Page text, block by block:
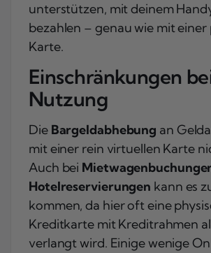
unterstützen, mit deinem
bezahlen – genau wie mit einer
Karte.
Einschränkungen
Nutzung
Die Bargeldabhebung an
mit einer rein virtuellen Karte
Auch bei
Hotelreservierungen kann es
kommen, da hier oft eine
Kreditkarte mit Kreditrahmen
verlangt wird. Einige wenige